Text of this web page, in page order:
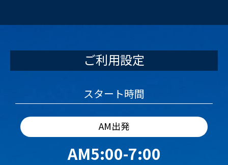
ご利用設定
スタート時間
AM出発
AM5:00-7:00